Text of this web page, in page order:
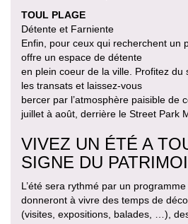
TOUL PLAGE
Détente et Farniente
Enfin, pour ceux qui recherchent un
offre un espace de détente
en plein coeur de la ville. Profitez du
les transats et laissez-vous
bercer par l’atmosphère paisible de
juillet à août, derrière le Street Park
VIVEZ UN ÉTÉ A
SIGNE DU
L’été sera rythmé par un
donneront à vivre des temps de
(visites, expositions, balades, …),